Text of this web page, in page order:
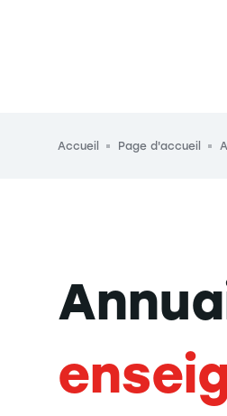
Fil d'Ariane
Accueil Page d'accueil